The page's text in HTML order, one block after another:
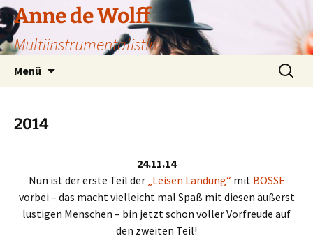
Zum
Inhalt
springen
Anne de Wolff
Multiinstrumentalistin
Menü
Suchen
nach:
2014
24.11.14
Nun ist der erste Teil der „Leisen Landung“ mit BOSSE
vorbei – das macht vielleicht mal Spaß mit diesen äußerst
lustigen Menschen – bin jetzt schon voller Vorfreude auf
den zweiten Teil!